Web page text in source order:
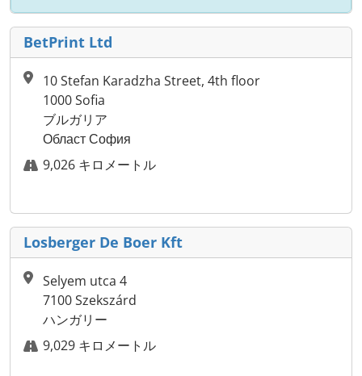
BetPrint Ltd
10 Stefan Karadzha Street, 4th floor
1000 Sofia
ブルガリア
Област София
9,026 キロメートル
Losberger De Boer Kft
Selyem utca 4
7100 Szekszárd
ハンガリー
9,029 キロメートル